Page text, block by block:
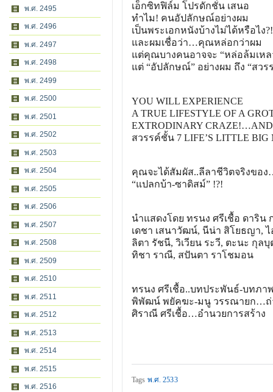
พ.ศ. 2495
พ.ศ. 2496
พ.ศ. 2497
พ.ศ. 2498
พ.ศ. 2499
พ.ศ. 2500
พ.ศ. 2501
พ.ศ. 2502
พ.ศ. 2503
พ.ศ. 2504
พ.ศ. 2505
พ.ศ. 2506
พ.ศ. 2507
พ.ศ. 2508
พ.ศ. 2509
พ.ศ. 2510
พ.ศ. 2511
พ.ศ. 2512
พ.ศ. 2513
พ.ศ. 2514
พ.ศ. 2515
พ.ศ. 2516
เอ็กซิทฟิล์ม โปรดักชั่น เสนอ
ทำไม! คนอัปลักษณ์อย่างผม
เป็นพระเอกหนังบ้างไม่ได้หรือไง?!
และผมเชื่อว่า…คุณหล่อกว่าผม
แต่คุณบางคนอาจจะ “หล่อล้มเหล
แต่ “อัปลักษณ์” อย่างผม ถึง “สว
YOU WILL EXPERIENCE
A TRUE LIFESTYLE OF A
EXTRODINARY
สวรรค์ชั้น 7 LIFE’S LITTLE BIG
คุณจะได้สัมผัส..ลีลาชีวิตจริงของ
“แปลกบ้า-ซาดิสม์” !?!
นำแสดงโดย ทรนง ศรีเชื้อ ดาริน
เดชา เสนาวัฒน์, นีน่า สิโยธญา,
ลิตา รัชนี, วิเวียน ระวี, ตะนะ กุลบุ
ทิชา ราณี, สปันตา ราโชมอน
ทรนง ศรีเชื้อ..บทประพันธ์-บทภา
พิพัฒน์ พยัคฆะ-มนู วรรณายก…ถ่
ศิราณี ศรีเชื้อ…อำนวยการสร้าง
Tags พ.ศ. 2533